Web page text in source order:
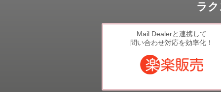
ラ
Mail Dealerと連携して
問い合わせ対応を効率化！